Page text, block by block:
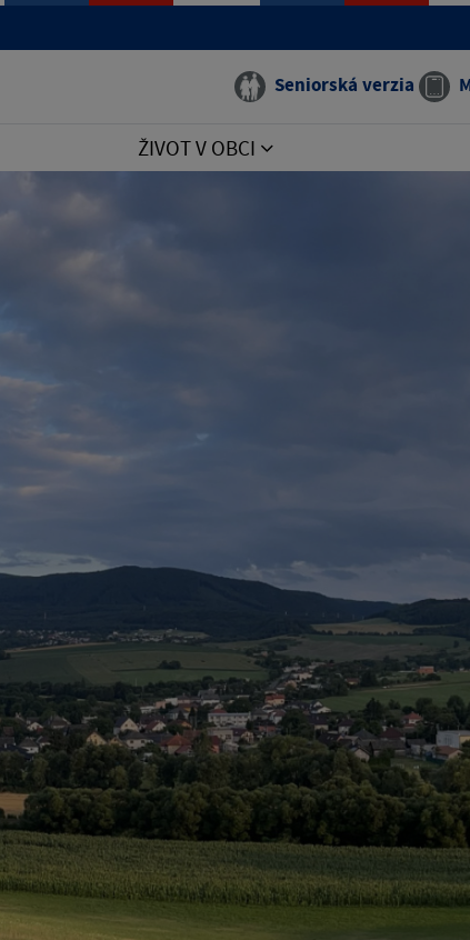
Seniorská verzia
ŽIVOT V OBCI